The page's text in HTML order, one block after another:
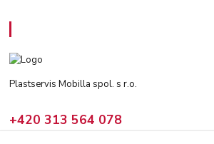
Plastservis Mobilla spol. s r.o.
+420 313 564 078
(Po - Pá: 6 - 14:30 hod)